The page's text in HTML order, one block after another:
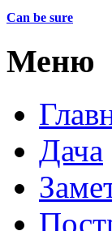
Can be sure
Меню
Дача